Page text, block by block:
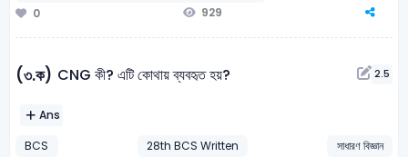
0
929
(৩.ক) CNG কী? এটি কোথায় ব্যবহৃত হয়? 2.5
Ans
BCS
28th BCS Written
সাধারণ বিজ্ঞান